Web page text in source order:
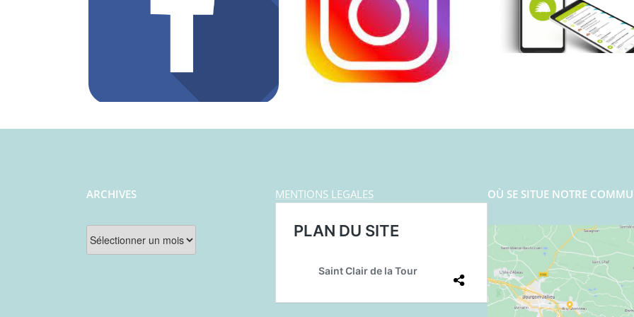
ARCHIVES
Archives
MENTIONS LEGALES OÙ SE SITUE NOTRE